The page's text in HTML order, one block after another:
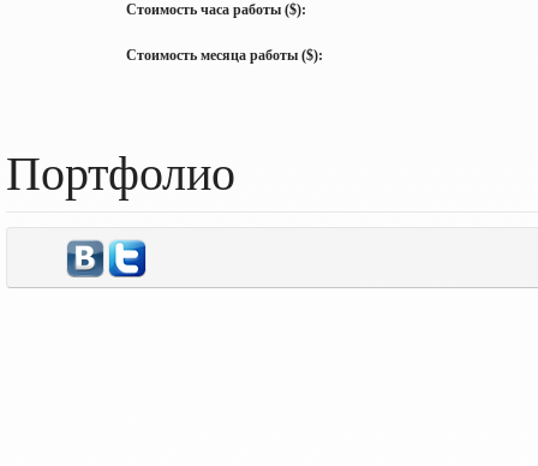
Стоимость часа работы ($):
Стоимость месяца работы ($):
Портфолио